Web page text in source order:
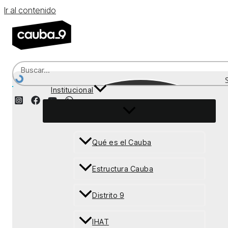
Ir al contenido
Recepción
Institucional
Qué es el Cauba
Estructura Cauba
Distrito 9
IHAT